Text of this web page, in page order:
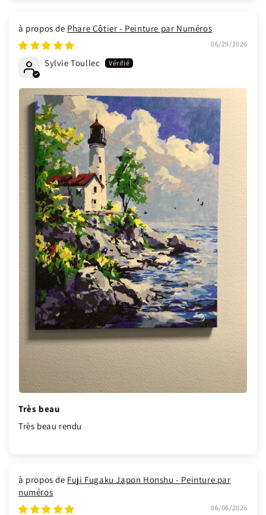
Phare Côtier - Peinture par Numéros
06/29/2026
Sylvie Toullec
Très beau
Très beau rendu
Fuji Fugaku Japon Honshu - Peinture par
numéros
06/06/2026